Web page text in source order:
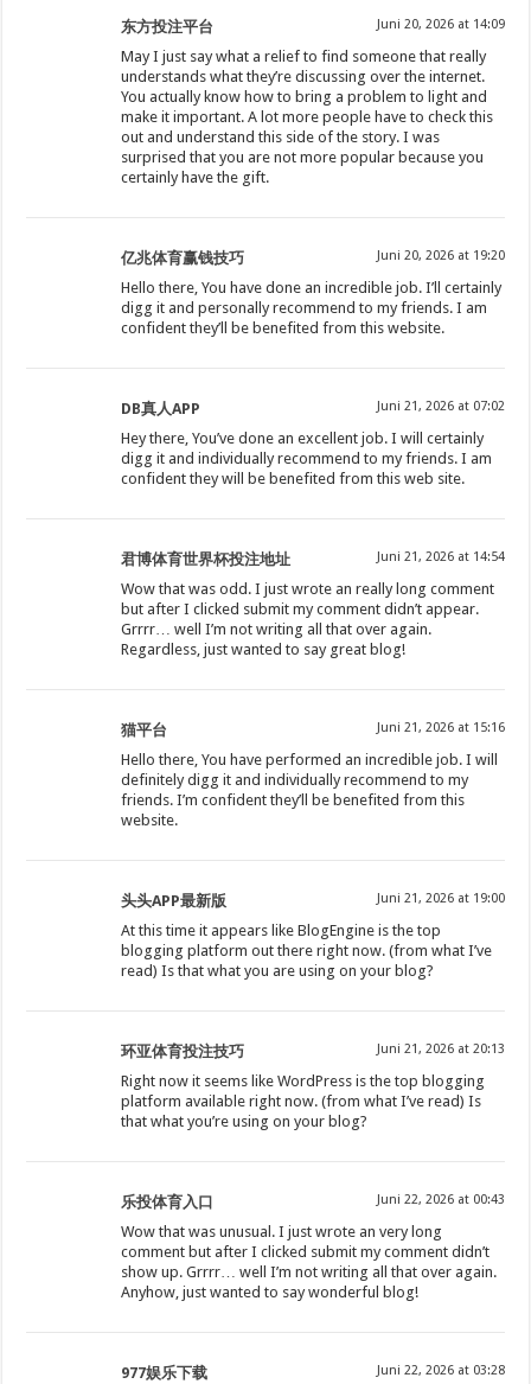
东方投注平台 Juni 20, 2026 at 14:09
May I just say what a relief to find someone that really
understands what they’re discussing over the internet.
You actually know how to bring a problem to light and
make it important. A lot more people have to check this
out and understand this side of the story. I was
surprised that you are not more popular because you
certainly have the gift.
亿兆体育赢钱技巧 Juni 20, 2026 at 19:20
Hello there, You have done an incredible job. I’ll certainly
digg it and personally recommend to my friends. I am
confident they’ll be benefited from this website.
DB真人APP Juni 21, 2026 at 07:02
Hey there, You’ve done an excellent job. I will certainly
digg it and individually recommend to my friends. I am
confident they will be benefited from this web site.
君博体育世界杯投注地址 Juni 21, 2026 at 14:54
Wow that was odd. I just wrote an really long comment
but after I clicked submit my comment didn’t appear.
Grrrr… well I’m not writing all that over again.
Regardless, just wanted to say great blog!
猫平台 Juni 21, 2026 at 15:16
Hello there, You have performed an incredible job. I will
definitely digg it and individually recommend to my
friends. I’m confident they’ll be benefited from this
website.
头头APP最新版 Juni 21, 2026 at 19:00
At this time it appears like BlogEngine is the top
blogging platform out there right now. (from what I’ve
read) Is that what you are using on your blog?
环亚体育投注技巧 Juni 21, 2026 at 20:13
Right now it seems like WordPress is the top blogging
platform available right now. (from what I’ve read) Is
that what you’re using on your blog?
乐投体育入口 Juni 22, 2026 at 00:43
Wow that was unusual. I just wrote an very long
comment but after I clicked submit my comment didn’t
show up. Grrrr… well I’m not writing all that over again.
Anyhow, just wanted to say wonderful blog!
977娱乐下载 Juni 22, 2026 at 03:28